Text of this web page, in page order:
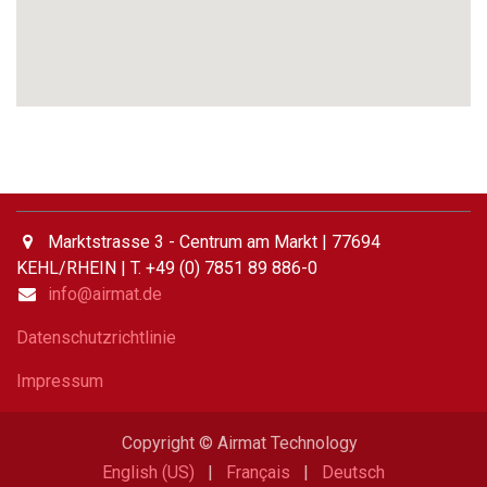
Marktstrasse 3 - Centrum am Markt | 77694
KEHL/RHEIN | T. +49 (0) 7851 89 886-0
info@airmat.de
Datenschutzrichtlinie
Impressum
Copyright © Airmat Technology
English (US)
| Français | Deutsch